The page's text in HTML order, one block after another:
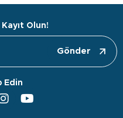
Olun!
Gönder
Edin